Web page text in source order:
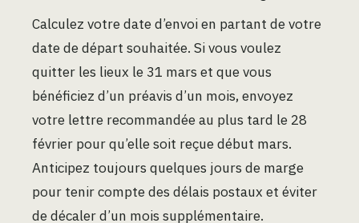
Calculez votre date d’envoi en partant de votre
date de départ souhaitée. Si vous voulez
quitter les lieux le 31 mars et que vous
bénéficiez d’un préavis d’un mois, envoyez
votre lettre recommandée au plus tard le 28
février pour qu’elle soit reçue début mars.
Anticipez toujours quelques jours de marge
pour tenir compte des délais postaux et éviter
de décaler d’un mois supplémentaire.